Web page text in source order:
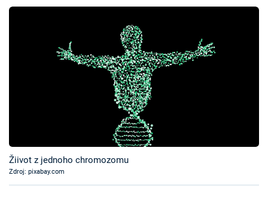
Sledujte prima+
Žiivot z jednoho chromozomu
Zdroj: pixabay.com